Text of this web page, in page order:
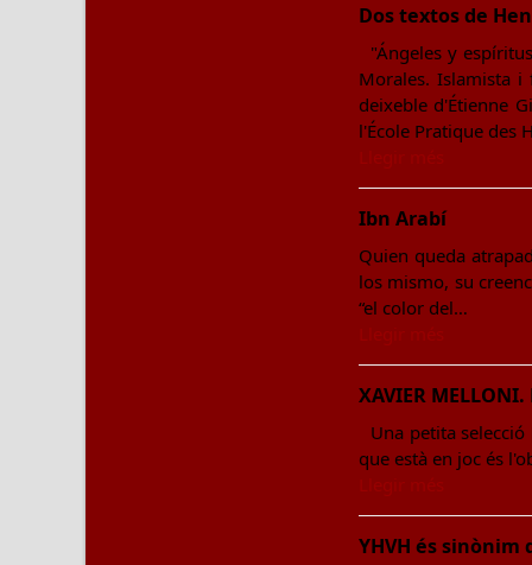
Dos textos de
"Ángeles y
Morales. Islamista
deixeble d'Étienne
l'École Pratique des
Ibn Arabí
Quien queda
los mismo, su
“el color del…
XAVIER
Una petita
que està en joc és
YHVH és